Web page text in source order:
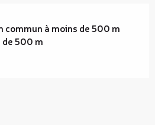
commun à moins de 500 m
de 500 m